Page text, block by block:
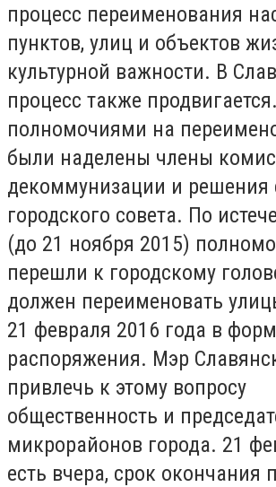
процесс переименования
пунктов, улиц и объектов
культурной важности. В
процесс также
полномочиями на
были наделены члены
декоммунизации и решения
городского совета. По
(до 21 ноября 2015)
перешли к городскому
должен переименовать
21 февраля 2016 года в
распоряжения. Мэр
привлечь к этому вопросу
общественность и
микрорайонов города. 21
есть вчера, срок окончания